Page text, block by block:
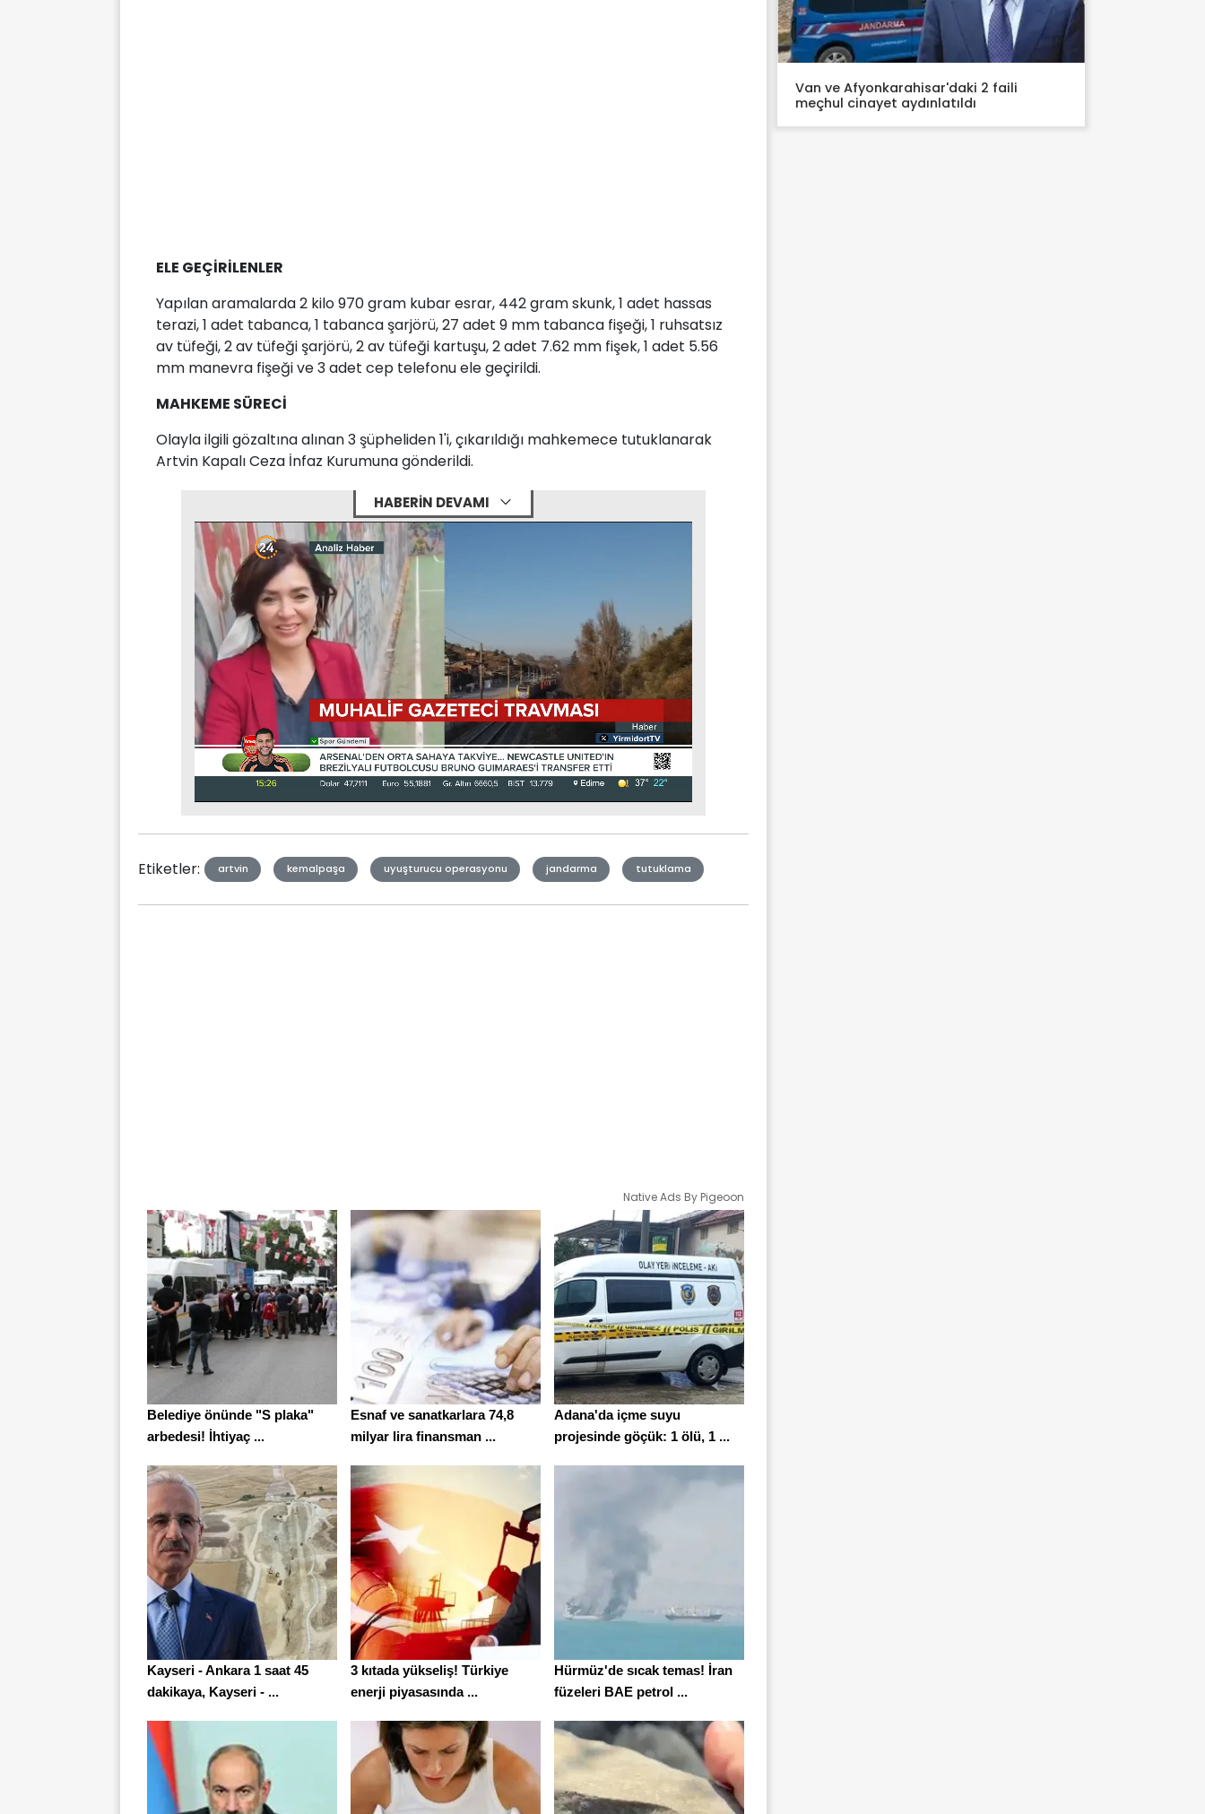
ELE GEÇİRİLENLER
Yapılan aramalarda 2 kilo 970 gram kubar esrar, 442 gram skunk, 1 adet hassas
terazi, 1 adet tabanca, 1 tabanca şarjörü, 27 adet 9 mm tabanca fişeği, 1 ruhsatsız
av tüfeği, 2 av tüfeği şarjörü, 2 av tüfeği kartuşu, 2 adet 7.62 mm fişek, 1 adet 5.56
mm manevra fişeği ve 3 adet cep telefonu ele geçirildi.
MAHKEME SÜRECİ
Olayla ilgili gözaltına alınan 3 şüpheliden 1'i, çıkarıldığı mahkemece tutuklanarak
Artvin Kapalı Ceza İnfaz Kurumuna gönderildi.
HABERİN DEVAMI
Stream
Etiketler: artvin kemalpaşa uyuşturucu operasyonu jandarma tutuklama
Native Ads By Pigeoon
Belediye önünde "S plaka"
arbedesi! İhtiyaç ...
Esnaf ve sanatkarlara 74,8
milyar lira finansman ...
Adana'da içme suyu
projesinde göçük: 1 ölü, 1 ...
Kayseri - Ankara 1 saat 45
dakikaya, Kayseri - ...
3 kıtada yükseliş! Türkiye
enerji piyasasında ...
Hürmüz'de sıcak temas! İran
füzeleri BAE petrol ...
Van ve Afyonkarahisar'daki 2 faili
meçhul cinayet aydınlatıldı